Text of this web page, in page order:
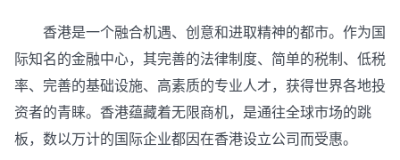
香港是一个融合机遇、创意和进取精神的都市。作为国
际知名的金融中心，其完善的法律制度、简单的税制、低税
率、完善的基础设施、高素质的专业人才，获得世界各地投
资者的青睐。香港蕴藏着无限商机，是通往全球市场的跳
板，数以万计的国际企业都因在香港设立公司而受惠。